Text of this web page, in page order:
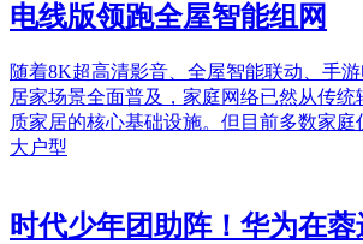
电线版领跑全屋智能组网
随着8K超高清影音、全屋智能联动、手
居家场景全面普及，家庭网络已然从传统
质家居的核心基础设施。但目前多数家庭
大户型
时代少年团助阵！华为在